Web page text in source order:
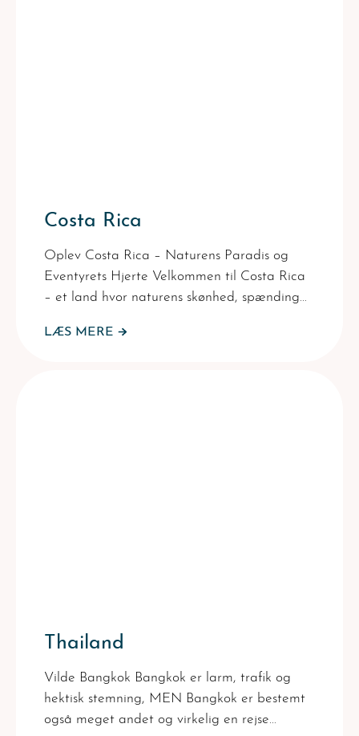
Costa Rica
Oplev Costa Rica – Naturens Paradis og
Eventyrets Hjerte Velkommen til Costa Rica
– et land hvor naturens skønhed, spænding…
LÆS MERE
Thailand
Vilde Bangkok Bangkok er larm, trafik og
hektisk stemning, MEN Bangkok er bestemt
også meget andet og virkelig en rejse…